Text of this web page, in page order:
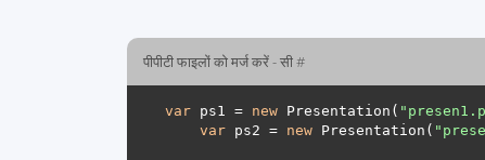
पीपीटी फाइलों को मर्ज करें - सी #
var ps1 = new Presentation(
var ps2 = new Presentation(